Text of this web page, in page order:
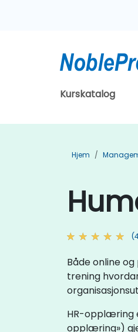
Kurskatalog
Hjem
Både online
trening
HR-opplæring
opplæring»)